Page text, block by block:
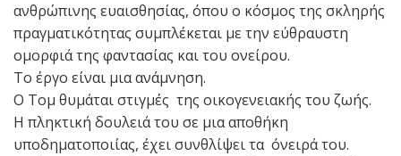
ανθρώπινης ευαισθησίας, όπου ο κόσμος της σκληρής
πραγματικότητας συμπλέκεται με την εύθραυστη
ομορφιά της φαντασίας και του ονείρου.
Το έργο είναι μια ανάμνηση.
Ο Τομ θυμάται στιγμές της οικογενειακής του ζωής.
Η πληκτική δουλειά του σε μια αποθήκη
υποδηματοποιίας, έχει συνθλίψει τα όνειρά του.